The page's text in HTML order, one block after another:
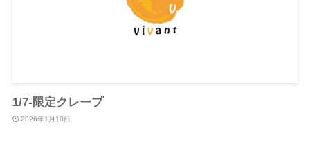
1/7-限定クレープ
2026年1月10日